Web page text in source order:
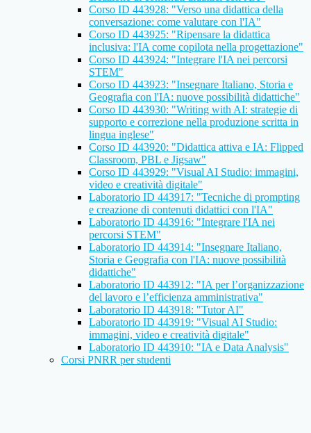
Corso ID 443928: "Verso una didattica della
conversazione: come valutare con l'IA"
Corso ID 443925: "Ripensare la didattica
inclusiva: l'IA come copilota nella progettazione"
Corso ID 443924: "Integrare l'IA nei percorsi
STEM"
Corso ID 443923: "Insegnare Italiano, Storia e
Geografia con l'IA: nuove possibilità didattiche"
Corso ID 443930: "Writing with AI: strategie di
supporto e correzione nella produzione scritta in
lingua inglese"
Corso ID 443920: "Didattica attiva e IA: Flipped
Classroom, PBL e Jigsaw"
Corso ID 443929: "Visual AI Studio: immagini,
video e creatività digitale"
Laboratorio ID 443917: "Tecniche di prompting
e creazione di contenuti didattici con l'IA"
Laboratorio ID 443916: "Integrare l'IA nei
percorsi STEM"
Laboratorio ID 443914: "Insegnare Italiano,
Storia e Geografia con l'IA: nuove possibilità
didattiche"
Laboratorio ID 443912: "IA per l’organizzazione
del lavoro e l’efficienza amministrativa"
Laboratorio ID 443918: "Tutor AI"
Laboratorio ID 443919: "Visual AI Studio:
immagini, video e creatività digitale"
Laboratorio ID 443910: "IA e Data Analysis"
Corsi PNRR per studenti